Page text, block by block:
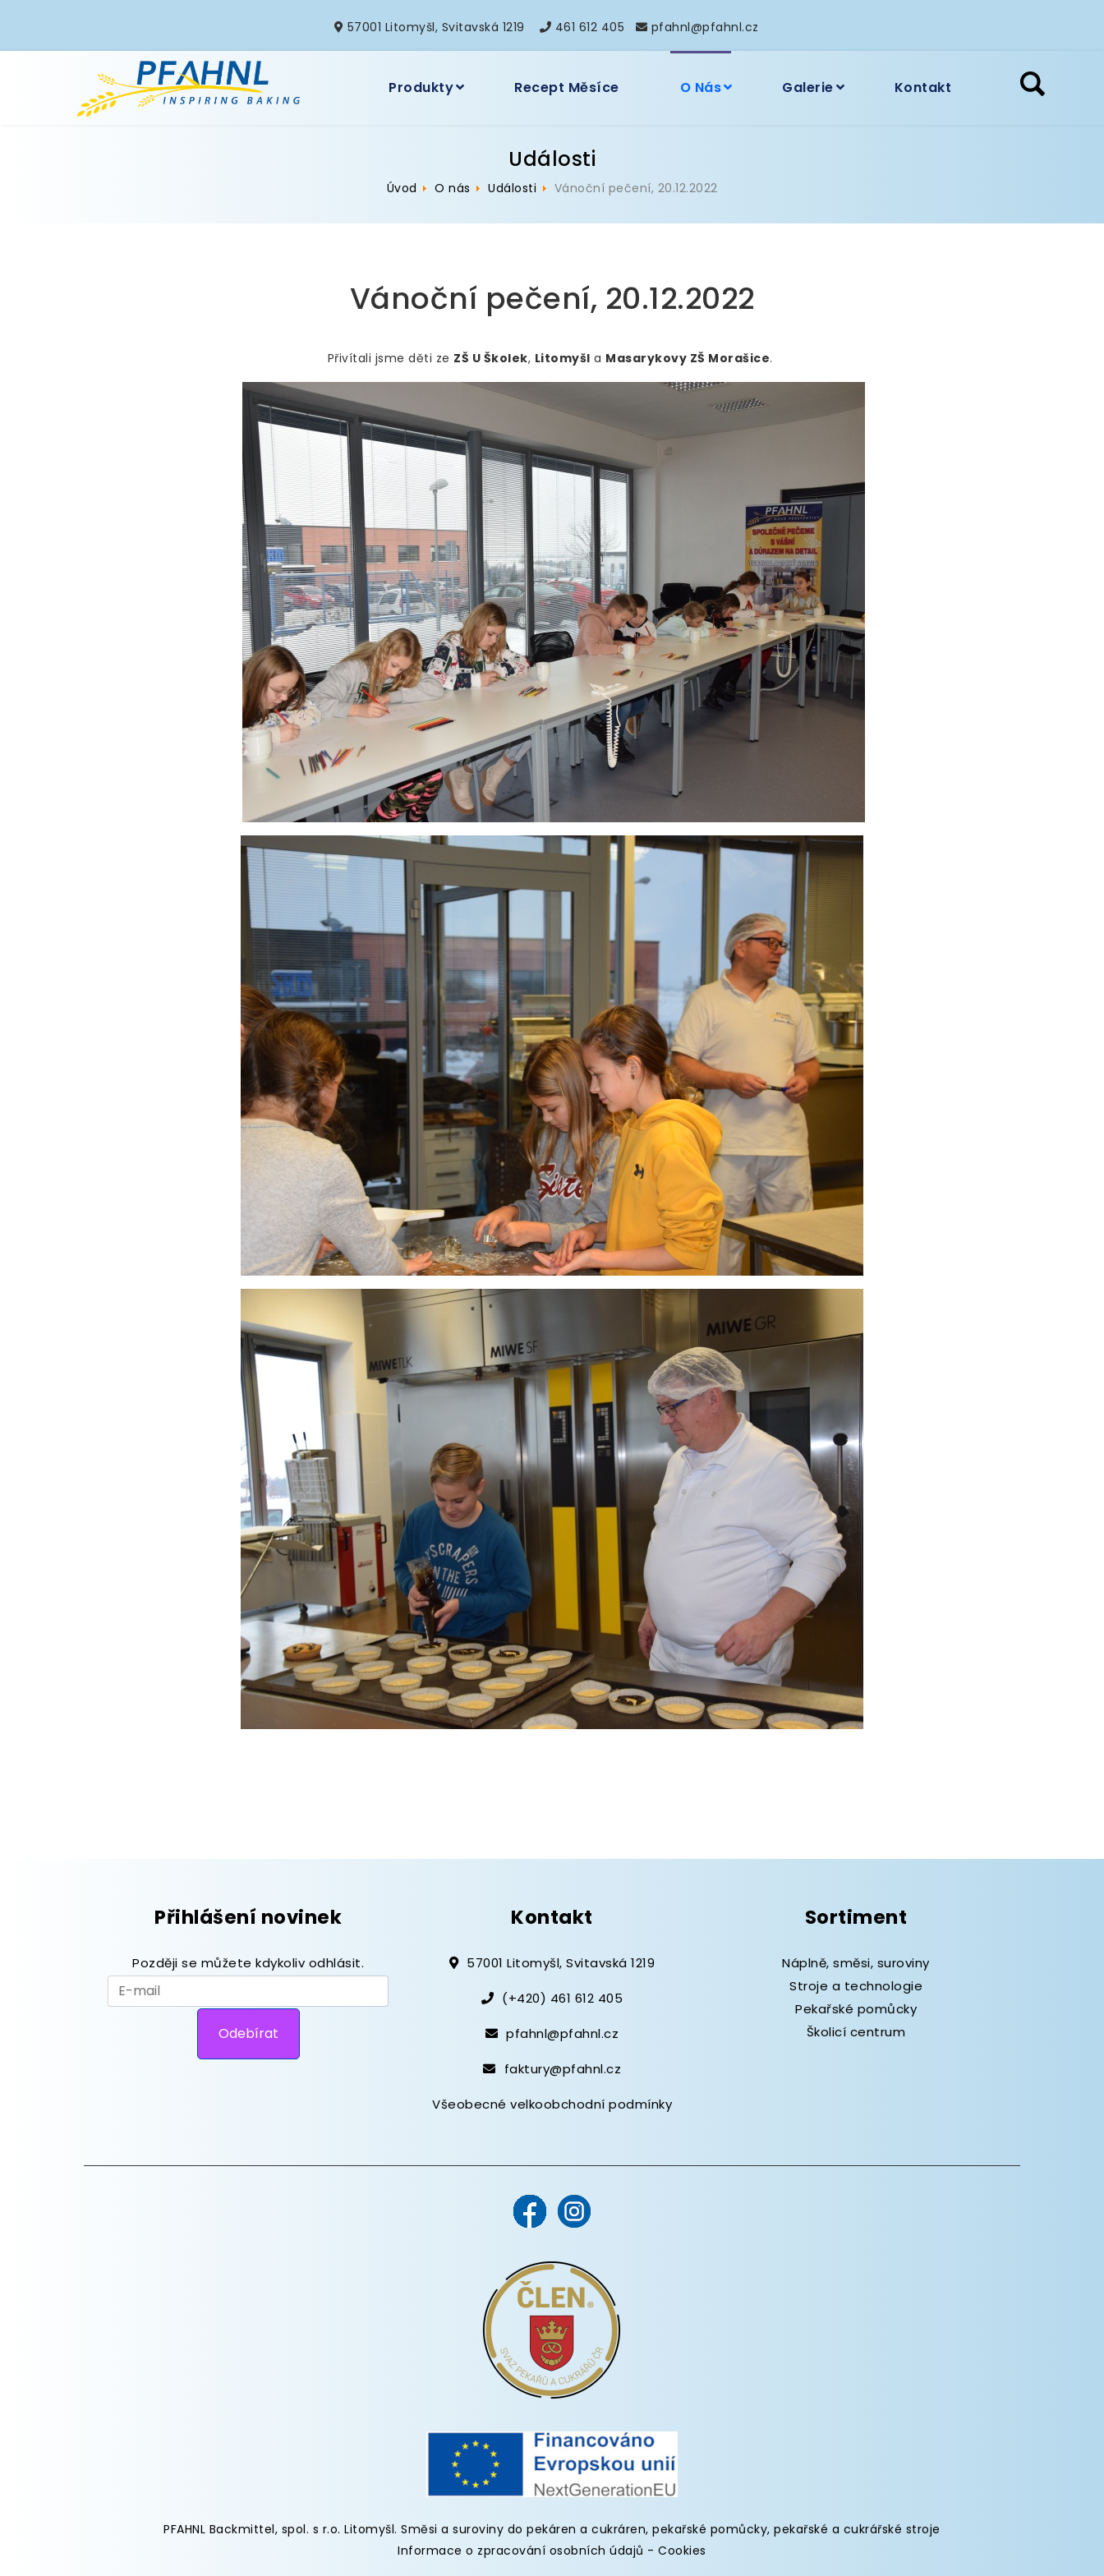
57001 Litomyšl, Svitavská 1219 461 612 405 pfahnl@pfahnl.cz
Produkty Recept Měsíce O Nás Galerie Kontakt
Události
Úvod O nás Události Vánoční pečení, 20.12.2022
Vánoční pečení, 20.12.2022
Přivítali jsme děti ze ZŠ U Školek, Litomyšl a Masarykovy ZŠ Morašice.
Přihlášení novinek
Později se můžete kdykoliv odhlásit.
Kontakt
57001 Litomyšl, Svitavská 1219
(+420) 461 612 405
pfahnl@pfahnl.cz
faktury@pfahnl.cz
Všeobecné velkoobchodní podmínky
Sortiment
Náplně, směsi, suroviny
Stroje a technologie
Pekařské pomůcky
Školicí centrum
PFAHNL Backmittel, spol. s r.o. Litomyšl.Směsi a suroviny do pekáren a cukráren,pekařské pomůcky,pekařské a cukrářské stroje
Informace o zpracování osobních údajů -Cookies